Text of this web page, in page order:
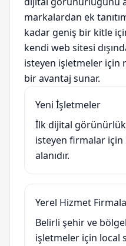
markalardan ek
kadar geniş bir kitle
kendi web sitesi
isteyen işletmeler için
bir avantaj sunar.
Yeni İşletmeler
İlk dijital
isteyen firmalar için
alanıdır.
Yerel Hizmet
Belirli şehir ve
işletmeler için local